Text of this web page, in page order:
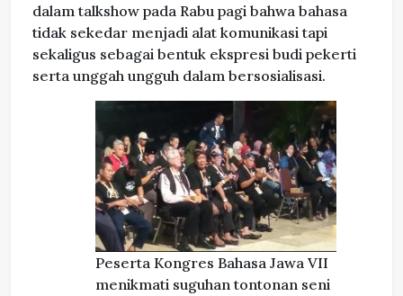
dalam talkshow pada Rabu pagi bahwa bahasa
tidak sekedar menjadi alat komunikasi tapi
sekaligus sebagai bentuk ekspresi budi pekerti
serta unggah ungguh dalam bersosialisasi.
Peserta Kongres Bahasa Jawa VII
menikmati suguhan tontonan seni